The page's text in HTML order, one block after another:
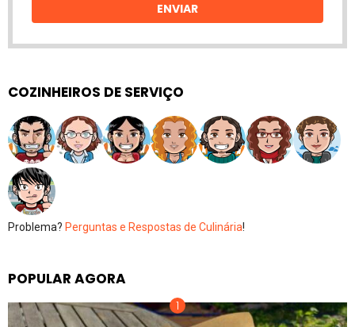
ENVIAR
COZINHEIROS DE SERVIÇO
Problema? Perguntas e Respostas de Culinária!
POPULAR AGORA